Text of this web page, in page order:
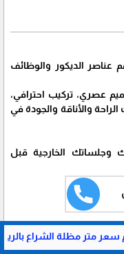
بالرياض link مشاريع
الديكور والوظائف
عصري، تركيب احترافي،
والأناقة والجودة في
وجلساتك الخارجية قبل